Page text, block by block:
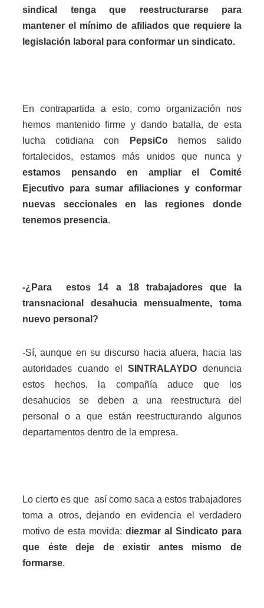
sindical tenga que reestructurarse para
mantener el mínimo de afiliados que requiere la
legislación laboral para conformar un sindicato.
En contrapartida a esto, como organización nos
hemos mantenido firme y dando batalla, de esta
lucha cotidiana con PepsiCohemos salido
fortalecidos, estamos más unidos que nunca y
estamos pensando en ampliar el Comité
Ejecutivo para sumar afiliaciones y conformar
nuevas seccionales en las regiones donde
tenemos presencia.
-¿Para estos 14 a 18 trabajadores que la
transnacional desahucia mensualmente, toma
nuevo personal?
-Sí, aunque en su discurso hacia afuera, hacia las
autoridades cuando elSINTRALAYDO denuncia
estos hechos, la compañía aduce que los
desahucios se deben a una reestructura del
personal o a que están reestructurando algunos
departamentos dentro de la empresa.
Lo cierto es que así como saca a estos trabajadores
toma a otros, dejando en evidencia el verdadero
motivo de esta movida: diezmar al Sindicato para
que éste deje de existir antes mismo de
formarse.